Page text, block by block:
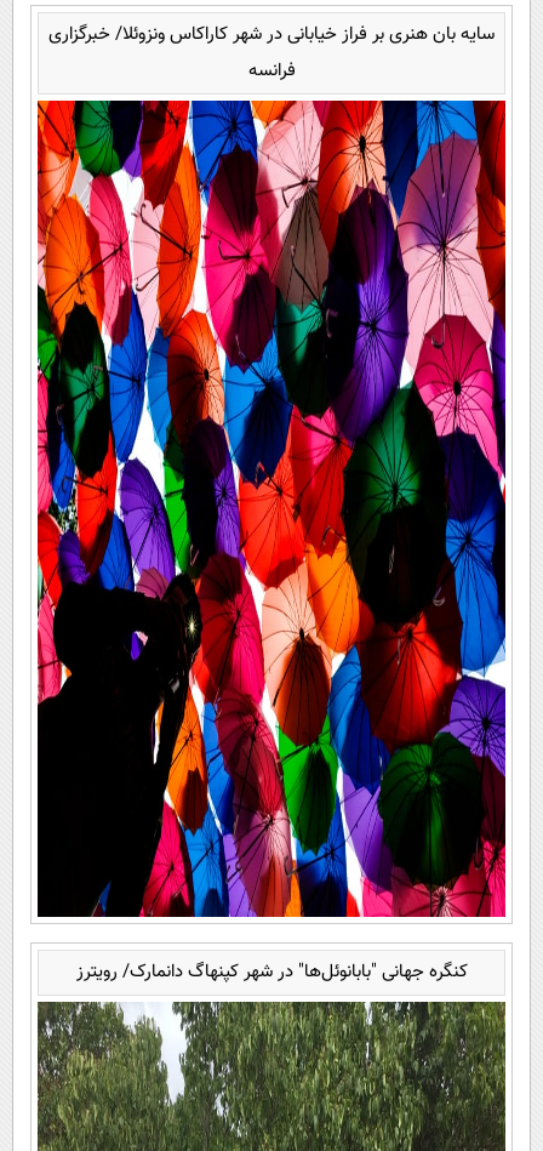
سایه بان هنری بر فراز خیابانی در شهر کاراکاس ونزوئلا/ خبرگزاری
فرانسه
کنگره جهانی "بابانوئل‌ها" در شهر کپنهاگ دانمارک/ رویترز